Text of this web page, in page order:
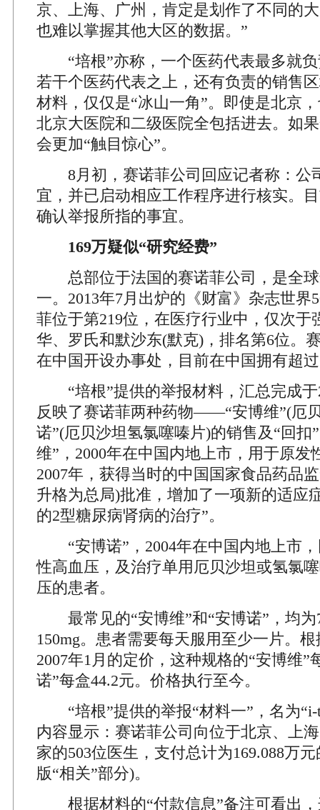
京、上海、广州，肯定是划作了不同的
也难以掌握其他大区的数据。”
“培根”亦称，一个医药代表最多就负
若干个医药代表之上，还有负责的销售
材料，仅仅是“冰山一角”。即使是北京
北京大医院和二级医院全包括进去。如
会更加“触目惊心”。
8月初，赛诺菲公司回应记者称：公
宜，并已启动相应工作程序进行核实。
确认举报所指的事宜。
169万疑似“研究经费”
总部位于法国的赛诺菲公司，是全球
一。2013年7月出炉的《财富》杂志世界
菲位于第219位，在医疗行业中，仅次于
华、罗氏和默沙东(默克)，排名第6位。
在中国开设办事处，目前在中国拥有超
“培根”提供的举报材料，汇总完成于
反映了赛诺菲两种药物——“安博维”(厄
诺”(厄贝沙坦氢氯噻嗪片)的销售及“回扣
维”，2000年在中国内地上市，用于原发
2007年，获得当时的中国国家食品药品
升格为总局)批准，增加了一项新的适应
的2型糖尿病肾病的治疗”。
“安博诺”，2004年在中国内地上市，
性高血压，及治疗单用厄贝沙坦或氢氯
压的患者。
最常见的“安博维”和“安博诺”，均为
150mg。患者需要每天服用至少一片。
2007年1月的定价，这种规格的“安博维”
诺”每盒44.2元。价格执行至今。
“培根”提供的举报“材料一”，名为“i-
内容显示：赛诺菲公司向位于北京、上
家的503位医生，支付总计为169.088万
版“相关”部分)。
根据材料的“付款信息”备注可看出，